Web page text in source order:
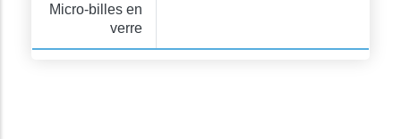
Micro-billes en
verre